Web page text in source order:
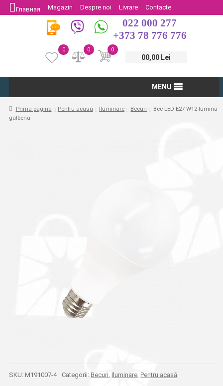
Главная Magazin Despre noi Livrare
Contacte
Protectia Consumatorului
Întoarcere
022 000 277
+373 78 776 776
0
00,00 Lei
0
0
MENU
Prima pagină Pentru acasă Iluminare Becuri
Bec LED E27 W12 lumina
galbena
SKU: M191007-4 Categorii:Becuri, Iluminare, Pentru acasă